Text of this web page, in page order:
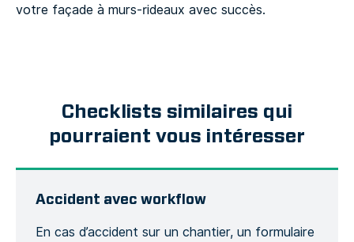
votre façade à murs-rideaux avec succès.
Checklists similaires qui
pourraient vous intéresser
Accident avec workflow
En cas d’accident sur un chantier, un formulaire